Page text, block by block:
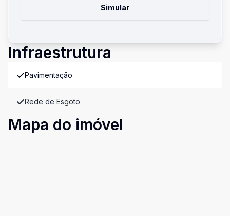
Simular
Infraestrutura
Pavimentação
Rede de Esgoto
Mapa do imóvel